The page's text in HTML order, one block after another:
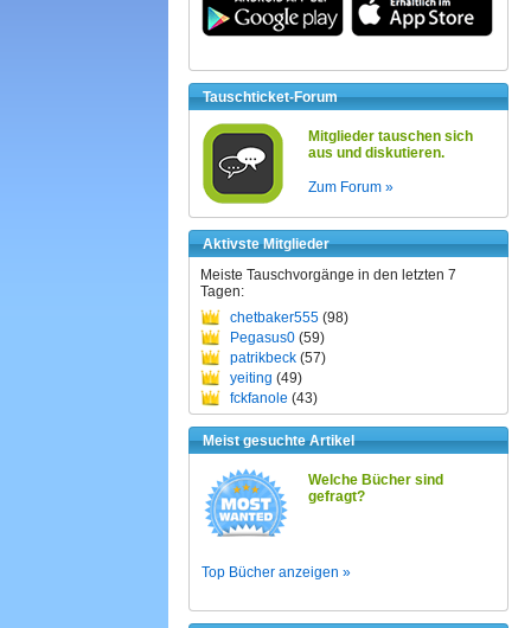
Tauschticket-Forum
Mitglieder tauschen sich
aus und diskutieren.
Zum Forum »
Aktivste Mitglieder
Meiste Tauschvorgänge in den letzten 7
Tagen:
chetbaker555 (98)
Pegasus0 (59)
patrikbeck (57)
yeiting (49)
fckfanole (43)
Meist gesuchte Artikel
Welche Bücher sind
gefragt?
Top Bücher anzeigen »